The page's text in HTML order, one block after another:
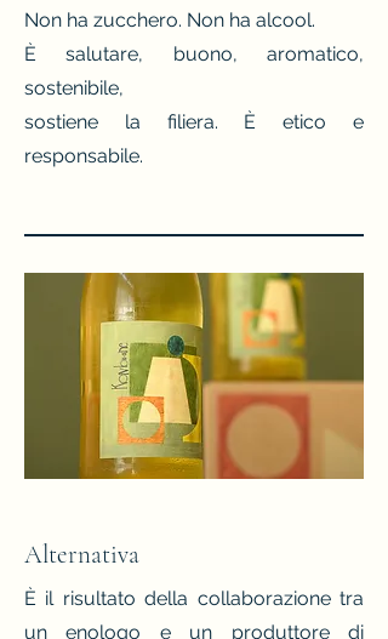
Non ha zucchero. Non ha alcool.
È salutare, buono, aromatico,
sostenibile,
sostiene la filiera. È etico e
responsabile.
Alternativa
È il risultato della collaborazione tra
un enologo e un produttore di